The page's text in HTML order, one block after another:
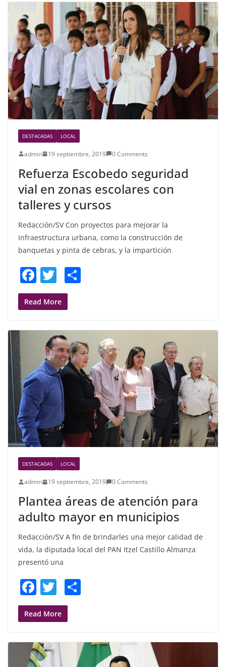
b
o
o
k
DESTACADAS LOCAL
admin 19 septiembre, 2019 0 Comments
Refuerza Escobedo seguridad
vial en zonas escolares con
talleres y cursos
Redacción/SV Con proyectos para mejorar la
infraestructura urbana, como la construcción de
banquetas y pinta de cebras, y la impartición
F
a
c
b
o
o
k
T
w
itt
Read More
DESTACADAS LOCAL
admin 19 septiembre, 2019 0 Comments
Plantea áreas de atención para
adulto mayor en municipios
Redacción/SV A fin de brindarles una mejor calidad de
vida, la diputada local del PAN Itzel Castillo Almanza
presentó una
F
a
c
b
T
w
itt
Read More